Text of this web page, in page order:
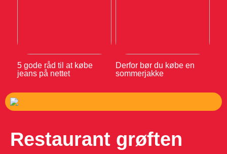
5 gode råd til at købe
jeans på nettet
Derfor bør du købe en
sommerjakke
Restaurant grøften